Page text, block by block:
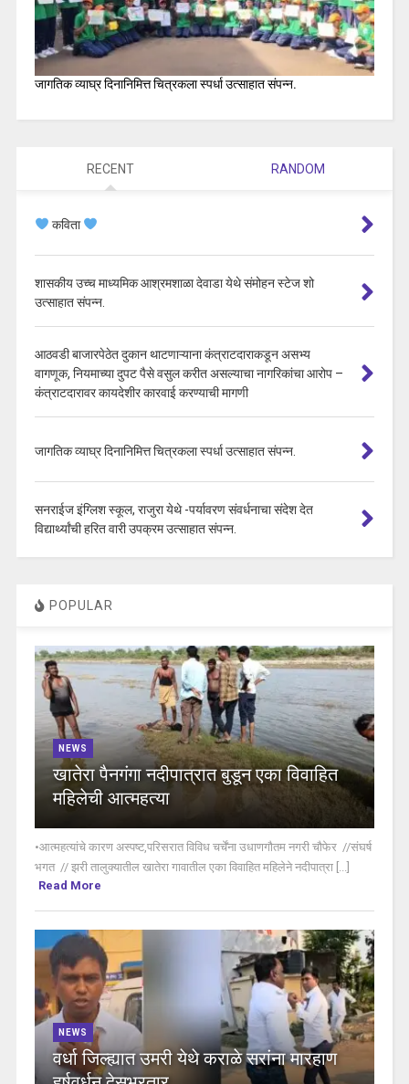
जागतिक व्याघ्र दिनानिमित्त चित्रकला स्पर्धा उत्साहात संपन्न.
RECENT RANDOM
कविता
शासकीय उच्च माध्यमिक आश्रमशाळा देवाडा येथे संमोहन स्टेज शो
उत्साहात संपन्न.
आठवडी बाजारपेठेत दुकान थाटणाऱ्याना कंत्राटदाराकडून असभ्य
वागणूक, नियमाच्या दुपट पैसे वसुल करीत असल्याचा नागरिकांचा आरोप –
कंत्राटदारावर कायदेशीर कारवाई करण्याची मागणी
जागतिक व्याघ्र दिनानिमित्त चित्रकला स्पर्धा उत्साहात संपन्न.
सनराईज इंग्लिश स्कूल, राजुरा येथे -पर्यावरण संवर्धनाचा संदेश देत
विद्यार्थ्यांची हरित वारी उपक्रम उत्साहात संपन्न.
POPULAR
NEWS
खातेरा पैनगंगा नदीपात्रात बुडून एका विवाहित
महिलेची आत्महत्या
•आत्महत्यांचे कारण अस्पष्ट,परिसरात विविध चर्चेंना उधाणगौतम नगरी चौफेर //संघर्ष
भगत // झरी तालुक्यातील खातेरा गावातील एका विवाहित महिलेने नदीपात्रा [...]
Read More
NEWS
वर्धा जिल्ह्यात उमरी येथे कराळे सरांना मारहाण